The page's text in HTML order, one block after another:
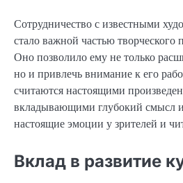
Сотрудничество с известными
стало важной частью творческого
Оно позволило ему не только
но и привлечь внимание к его
считаются настоящими
вкладывающими глубокий
настоящие эмоции у зрителей и
Вклад в развитие